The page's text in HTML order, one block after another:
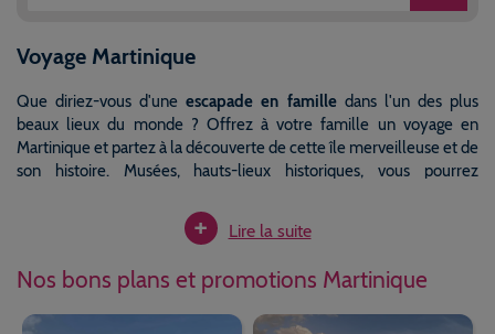
Voyage Martinique
Que diriez-vous d'uneescapade en familledans l'un des plus
beaux lieux du monde ? Offrez à votre famille un voyage en
Martinique et partez à la découverte de cette île merveilleuse et de
son histoire. Musées, hauts-lieux historiques, vous pourrez
séjour en Martinique entre amis
C'est exactement ce que vous trouverez sur l'île, randonnées
l'embarras du choix. Pour les couples qui rêvent d'un cadre
paradisiaquepour un moment hors du temps, la Martinique est
+ Lire la suite
Nos bons plans et promotions Martinique